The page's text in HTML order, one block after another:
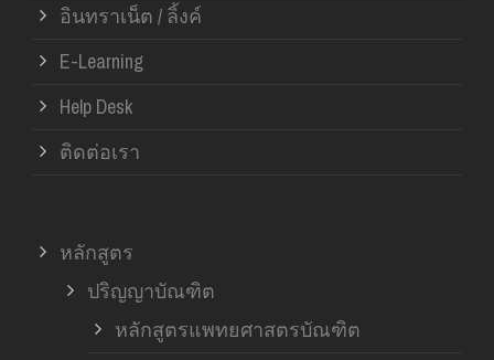
อินทราเน็ต / ลิ้งค์
E-Learning
Help Desk
ติดต่อเรา
หลักสูตร
ปริญญาบัณฑิต
หลักสูตรแพทยศาสตรบัณฑิต